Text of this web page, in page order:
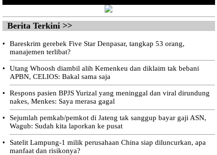
Berita Terkini >>
•
Bareskrim gerebek Five Star Denpasar, tangkap 53 orang,
manajemen terlibat?
•
Utang Whoosh diambil alih Kemenkeu dan diklaim tak bebani
APBN, CELIOS: Bakal sama saja
•
Respons pasien BPJS Yurizal yang meninggal dan viral dirundung
nakes, Menkes: Saya merasa gagal
•
Sejumlah pemkab/pemkot di Jateng tak sanggup bayar gaji ASN,
Wagub: Sudah kita laporkan ke pusat
•
Satelit Lampung-1 milik perusahaan China siap diluncurkan, apa
manfaat dan risikonya?